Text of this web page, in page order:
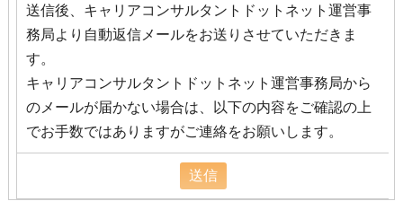
送信後、キャリアコンサルタントドットネット運営事
務局より自動返信メールをお送りさせていただきま
す。
キャリアコンサルタントドットネット運営事務局から
のメールが届かない場合は、以下の内容をご確認の上
でお手数ではありますがご連絡をお願いします。